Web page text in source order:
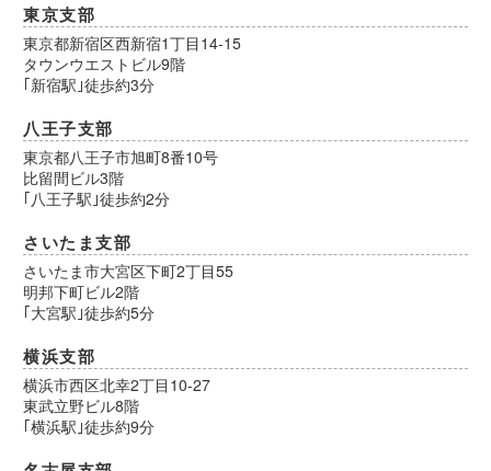
東京支部
東京都新宿区西新宿1丁目14-15
タウンウエストビル9階
｢新宿駅｣徒歩約3分
八王子支部
東京都八王子市旭町8番10号
比留間ビル3階
｢八王子駅｣徒歩約2分
さいたま支部
さいたま市大宮区下町2丁目55
明邦下町ビル2階
｢大宮駅｣徒歩約5分
横浜支部
横浜市西区北幸2丁目10-27
東武立野ビル8階
｢横浜駅｣徒歩約9分